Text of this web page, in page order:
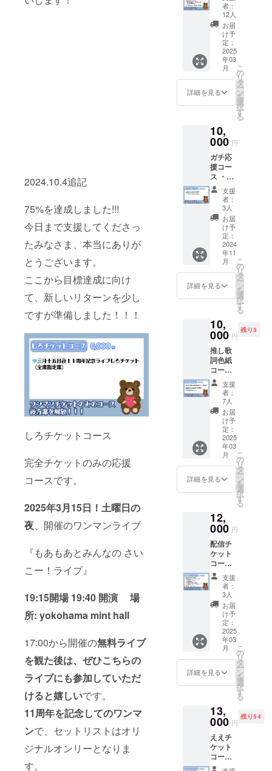
2024.10.4追記
75%を達成しました!!!
今日まで支援してくださっ
たみなさま、本当にありが
とうございます。
ここから目標達成に向け
て、新しいリターンを少し
ですが準備しました！！！
しろチケットコース
完全チケットのみの応援
コースです。
2025年3月15日！土曜日の
夜、開催のワンマンライブ
『もあもあとみんなの さい
こー！ライブ』
19:15開場 19:40 開演 場
所: yokohama mint hall
17:00から開催の無料ライブ
を観た後は、ぜひこちらの
ライブにも参加していただ
けると嬉しいです。
11周年を記念してのワンマ
ンで、セットリストはオリ
ジナルオンリーとなりま
す。
ろメッ
セージ
にてお
届け。
ジャ
ケット
画像は
2025年
メッ
セージ
定。
カード
は、
2025年
3月15日
以降の
発送を
予定し
ており
ます。
その際
れてお
りま
す。 ※
お礼動
画は
2024年
11月ご
ろメッ
セージ
にてお
届け。
ジャ
ケット
画像は
2025年
メッ
セージ
定。
セージ
ボック
スに送
らせて
いただ
きま
す。 必
ず、当
日事前
に画像
できる
ように
準備を
お願い
いたし
ます。
三月十
五日夜
11th 記
念ライ
ブ詳細
2025.3.
15(土)1
9:15開
19:40開
演
YOKOH
ALL 横
浜市西
区南幸
2-1-22
相鉄
ムービ
ル3F JR
横浜駅
徒歩５
分 東急
線・み
なとみ
らい線
横浜駅
徒歩５
線横浜
駅徒歩
鉄ブ
ルーラ
イン横
浜駅徒
歩３分
からの
心を込
めたお
礼動画
（YouT
ube限定
urlを
メッ
セージ
にてお
知ら
せ） ・
おもひ
で」と
「白い
おもひ
で」ア
ルバム
・ もあ
もあポ
スト
カード
・「黒
いおも
ひで」
「白い
おもひ
で」
ジャ
イル便
を利用
しメッ
セージ
にてお
届け）
・ アル
バムに
ネーム
記さい
（黒白
両方）
※アルバ
ムに記
載して
も良い
名前
せくだ
さい。
もひ
で、白
いおも
ひでア
ルバム
ともあ
もあポ
スト
カード
は、
2025年
3月15日
発送を
予定し
その際
にかか
る送料
は含ま
れてお
りま
者：
12人
お届
け予
定：
2025
年03
月
詳細を見る
こ
の
リ
タ
ー
ン
を
選
択
す
る
10,
000 円
ガチ応
援コー
ス ・も
あから
の心を
込めた
お礼動
(YouTub
e限定
urlを
メッ
セージ
にてお
知らせ)
・アル
ネーム
記さい
（黒
白、両
方）
（備考
欄にア
ルバム
のブッ
クに載
せても
良いお
名前を
ご記入
くださ
い。
支援
者：
3人
お届
け予
定：
2024
年11
月
詳細を見る
こ
の
リ
タ
ー
ン
を
選
択
す
る
10,
000 円
残り3
推し歌
詞色紙
コース
・あな
たの推
しもあ
曲の歌
詞入り
イラス
ト色紙
・ もあ
もあポ
スト
カード
・もあ
からの
めたお
礼動画
（youtu
be限定
urlを
メッ
セージ
にてお
届け) ※
色紙に
する楽
曲が決
まって
いる場
合は備
考欄に
お願い
してい
ない場
合、
2024.12
月中ま
でに
メッ
支援
者：
7人
お届
け予
定：
2025
年03
月
詳細を見る
こ
の
リ
タ
ー
ン
を
選
択
す
る
12,
000 円
配信チ
ケット
コース
・もあ
からの
心を込
めたお
礼動画
（YouT
ube限定
urlを
メッ
セージ
にてお
知ら
せ） ・
おもひ
で」と
「白い
おもひ
で」ア
ルバム
・ もあ
支援
者：
3人
お届
け予
定：
2025
年03
月
詳細を見る
こ
の
リ
タ
ー
ン
を
選
択
す
る
13,
000 円
残り54
ええチ
ケット
コース
・もあ